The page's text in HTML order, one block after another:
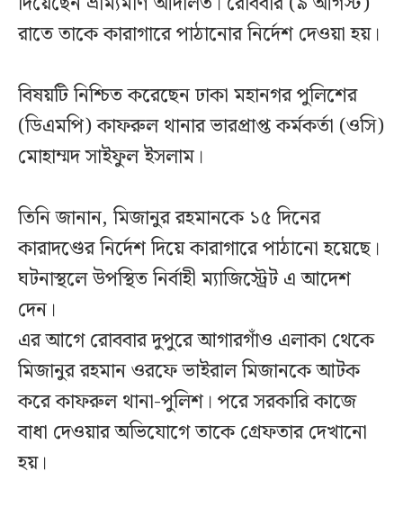
রাতে তাকে কারাগারে পাঠানোর নির্দেশ দেওয়া হয়।
বিষয়টি নিশ্চিত করেছেন ঢাকা মহানগর পুলিশের
(ডিএমপি) কাফরুল থানার ভারপ্রাপ্ত কর্মকর্তা (ওসি)
মোহাম্মদ সাইফুল ইসলাম।
তিনি জানান, মিজানুর রহমানকে ১৫ দিনের
কারাদণ্ডের নির্দেশ দিয়ে কারাগারে পাঠানো হয়েছে।
ঘটনাস্থলে উপস্থিত নির্বাহী ম্যাজিস্ট্রেট এ আদেশ
দেন।
এর আগে রোববার দুপুরে আগারগাঁও এলাকা থেকে
মিজানুর রহমান ওরফে ভাইরাল মিজানকে আটক
করে কাফরুল থানা-পুলিশ। পরে সরকারি কাজে
বাধা দেওয়ার অভিযোগে তাকে গ্রেফতার দেখানো
হয়।